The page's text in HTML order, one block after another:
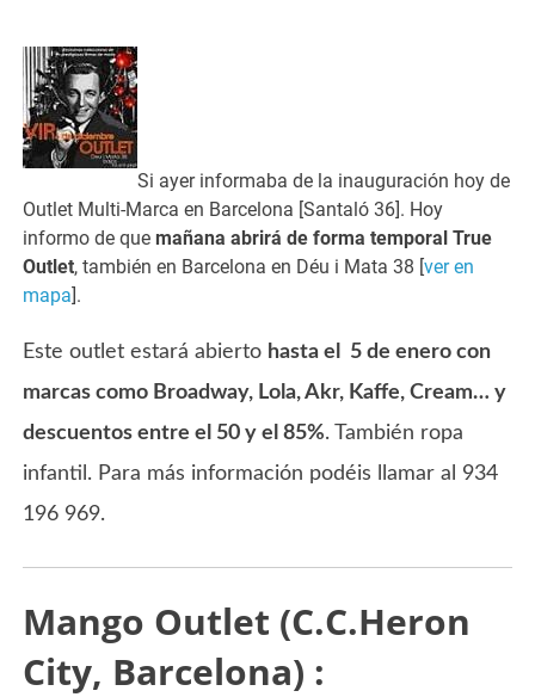
Si ayer informaba de la inauguración hoy de
Outlet Multi-Marca en Barcelona [Santaló 36]. Hoy
informo de quemañana abrirá de forma temporal True
Outlet, también en Barcelona en Déu i Mata 38 [ver en
mapa].
Este outlet estará abierto hasta el 5 de enero con
marcas como Broadway, Lola, Akr, Kaffe, Cream… y
descuentos entre el 50 y el 85%. También ropa
infantil. Para más información podéis llamar al 934
196 969.
Mango Outlet (C.C.Heron
City, Barcelona) :